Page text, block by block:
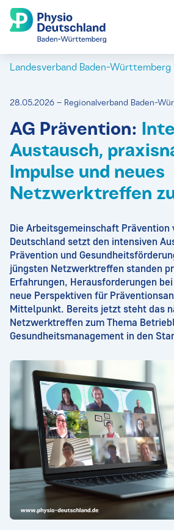
Landesverband Baden-Württemberg
28.05.2026 – Regionalverband Baden-
AG Prävention:
Austausch,
Impulse und neues
Netzwerktreffen
Die Arbeitsgemeinschaft Prävention
Deutschland setzt den intensiven
Prävention und
jüngsten Netzwerktreffen standen
Erfahrungen, Herausforderungen
neue Perspektiven für
Mittelpunkt. Bereits jetzt steht das
Netzwerktreffen zum Thema
Gesundheitsmanagement in den